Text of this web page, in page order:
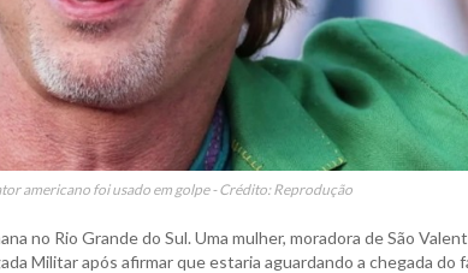
americano foi usado em golpe - Crédito: Reprodução
no Rio Grande do Sul. Uma mulher, moradora de São
Militar após afirmar que estaria aguardando a chegada do